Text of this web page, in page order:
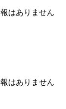
はありません
はありません